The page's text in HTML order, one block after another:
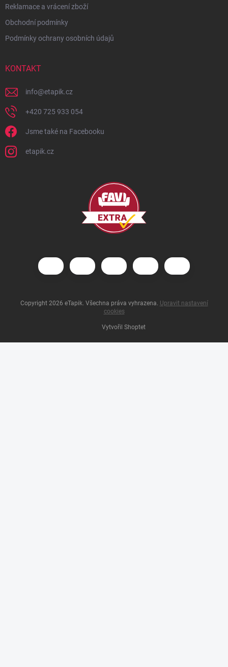
Reklamace a vrácení zboží
Obchodní podmínky
Podmínky ochrany osobních údajů
KONTAKT
info@etapik.cz
+420 725 933 054
Jsme také na Facebooku
etapik.cz
Vytvořil Shoptet
Copyright 2026 eTapik. Všechna práva vyhrazena. Upravit nastavení
cookies